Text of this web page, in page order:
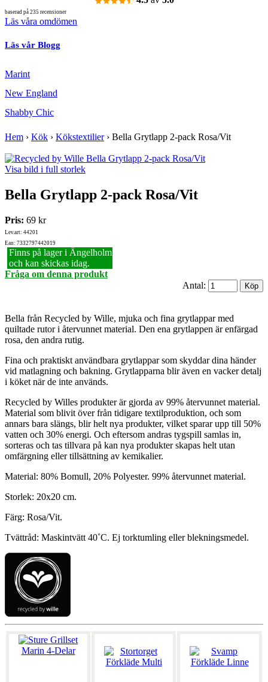
baserad på 235 recensioner
Läs våra omdömen
Läs vår Blogg
Marint
New England
Shabby Chic
Hem › Kök › Kökstextilier› Bella Grytlapp 2-pack Rosa/Vit
Visa bild i full storlek
Bella Grytlapp 2-pack Rosa/Vit
Pris: 69 kr
Lev.art: 44201
Ean: 7332797442019
Finns på lager i Ängelholm
och kan skickas idag.
Fråga om denna produkt
Antal:
Bella från Recycled by Wille, mjuka och fina grytlappar med
quiltade rutor i återvunnet material. Den ena grytlappen är enfärgad
rosa, den andra rutig.
Fina och praktiskt användbara grytlappar som skyddar dina händer
vid matlagning och bakning. Grytlapparna blir även en vacker detalj
i köket när de inte används.
Recycled by Willes produkter är gjorda av 99% återvunnet material.
Material som blivit över från tidigare textilproduktion, och som
annars bara slängs, blir helt nya produkter, vilket sparar upp till 50%
vatten och 30% energi. Och eftersom andras tygspill samlas in,
sorteras och tas tillvara på kan nya produkter skapas helt utan
omfärgning eller tillsättning av kemikalier.
Material: 80% Bomull, 20% Polyester. 99% återvunnet material.
Storlek: 20x20 cm.
Färg: Rosa/Vit.
Tvättråd: Maskintvätt 40˚C. Ej torktumling eller blekningsmedel.